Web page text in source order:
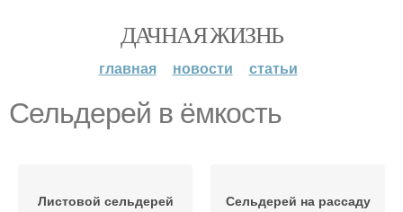
ДАЧНАЯ ЖИЗНЬ
главная новости статьи
Сельдерей в ёмкость
Листовой сельдерей Сельдерей на рассаду